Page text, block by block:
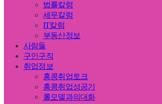
법률칼럼
세무칼럼
IT칼럼
부동산정보
사람들
구인구직
취업정보
홍콩취업토크
홍콩취업성공기
롤모델과의대화